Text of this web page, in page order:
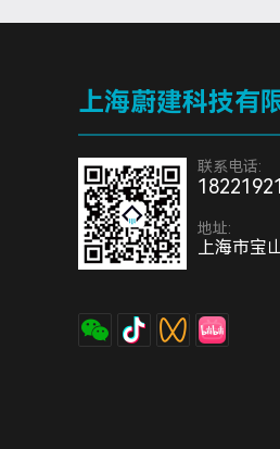
上海蔚建科技有
联系电话:
地址:
上海市宝